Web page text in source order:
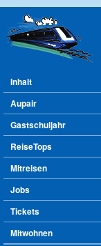
Hauptmenü
Inhalt
Aupair
Gastschuljahr
ReiseTops
Mitreisen
Jobs
Tickets
Mitwohnen